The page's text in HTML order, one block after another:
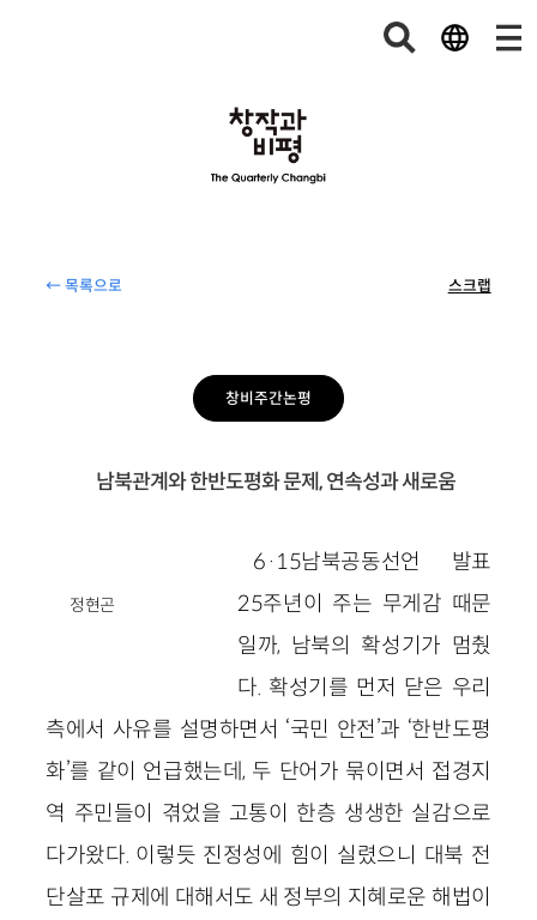
← 목록으로 스크랩
창비주간논평
남북관계와 한반도평화 문제, 연속성과 새로움
정현곤
6·15남북공동선언 발표
25주년이 주는 무게감 때문
일까, 남북의 확성기가 멈췄
다. 확성기를 먼저 닫은 우리
측에서 사유를 설명하면서 ‘국민 안전’과 ‘한반도평
화’를 같이 언급했는데, 두 단어가 묶이면서 접경지
역 주민들이 겪었을 고통이 한층 생생한 실감으로
다가왔다. 이렇듯 진정성에 힘이 실렸으니 대북 전
단살포 규제에 대해서도 새 정부의 지혜로운 해법이